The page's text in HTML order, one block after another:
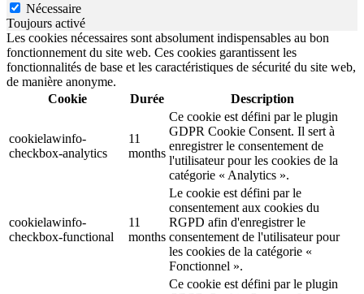
Nécessaire
Toujours activé
Les cookies nécessaires sont absolument indispensables au bon
fonctionnement du site web. Ces cookies garantissent les
fonctionnalités de base et les caractéristiques de sécurité du site web,
de manière anonyme.
Cookie
Durée Description
cookielawinfo-
checkbox-analytics
11
months
Ce cookie est défini par le plugin
GDPR Cookie Consent. Il sert à
enregistrer le consentement de
l'utilisateur pour les cookies de la
catégorie « Analytics ».
cookielawinfo-
checkbox-functional
11
months
Le cookie est défini par le
consentement aux cookies du
RGPD afin d'enregistrer le
consentement de l'utilisateur pour
les cookies de la catégorie «
Fonctionnel ».
Ce cookie est défini par le plugin